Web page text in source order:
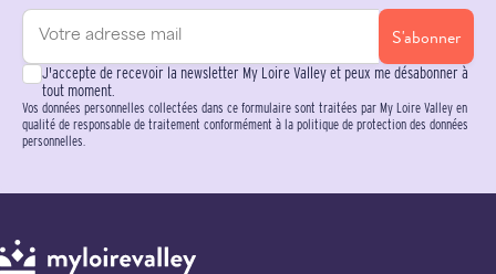
S'abonner
J'accepte de recevoir la newsletter My Loire Valley et peux me désabonner à
tout moment.
Vos données personnelles collectées dans ce formulaire sont traitées par My Loire Valley en
qualité de responsable de traitement conformément à la politique de protection des données
personnelles.